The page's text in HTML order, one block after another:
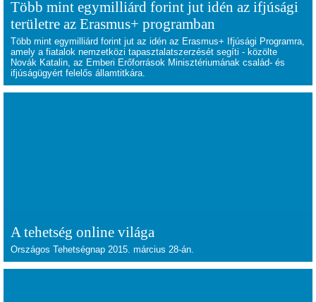
Több mint egymilliárd forint jut idén az ifjúsági
területre az Erasmus+ programban
Több mint egymilliárd forint jut az idén az Erasmus+ Ifjúsági Programra,
amely a fiatalok nemzetközi tapasztalatszerzését segíti - közölte
Novák Katalin, az Emberi Erőforrások Minisztériumának család- és
ifjúságügyért felelős államtitkára.
A tehetség online világa
Országos Tehetségnap 2015. március 28-án.